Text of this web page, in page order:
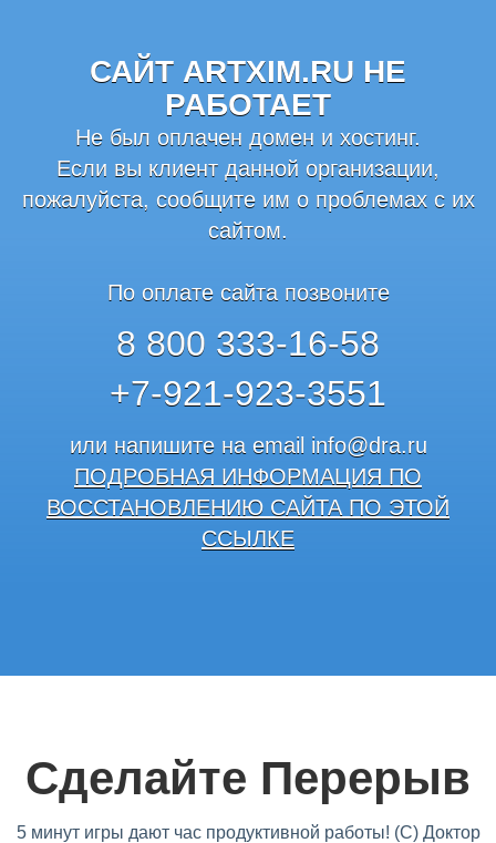
САЙТ ARTXIM.RU НЕ
РАБОТАЕТ
Не был оплачен домен и хостинг.
Если вы клиент данной организации,
пожалуйста, сообщите им о проблемах с их
сайтом.
По оплате сайта позвоните
8 800 333-16-58
+7-921-923-3551
или напишите на email info@dra.ru
ПОДРОБНАЯ ИНФОРМАЦИЯ ПО
ВОССТАНОВЛЕНИЮ САЙТА ПО ЭТОЙ
ССЫЛКЕ
Сделайте Перерыв
5 минут игры дают час продуктивной работы! (С) Доктор